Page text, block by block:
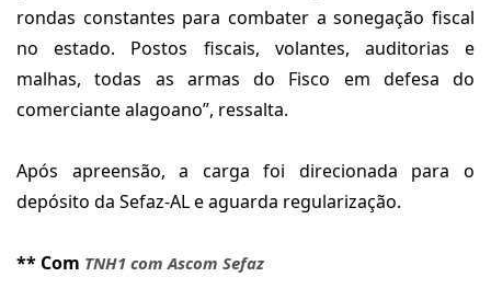
rondas constantes para combater a sonegação fiscal
no estado. Postos fiscais, volantes, auditorias e
malhas, todas as armas do Fisco em defesa do
comerciante alagoano”, ressalta.
Após apreensão, a carga foi direcionada para o
depósito da Sefaz-AL e aguarda regularização.
** Com TNH1 com Ascom Sefaz